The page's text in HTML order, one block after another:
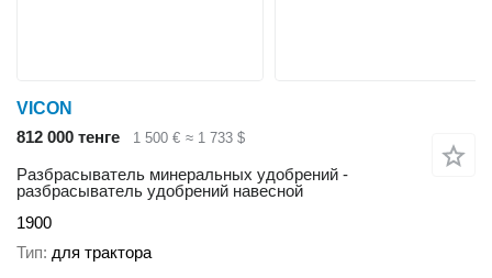
VICON
812 000 тенге
1 500 € ≈ 1 733 $
Разбрасыватель минеральных удобрений -
разбрасыватель удобрений навесной
1900
Тип для трактора